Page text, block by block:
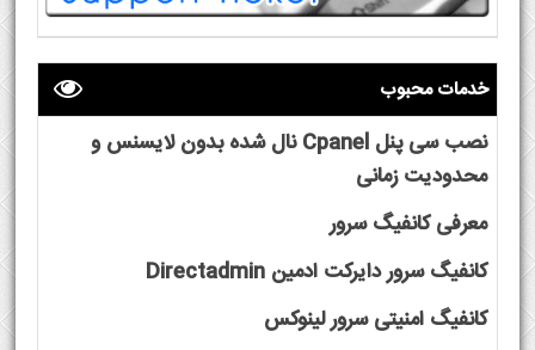
خدمات محبوب
نصب سی پنل Cpanel نال شده بدون لایسنس و
محدودیت زمانی
معرفی کانفیگ سرور
کانفیگ سرور دایرکت ادمین Directadmin
کانفیگ امنیتی سرور لینوکس